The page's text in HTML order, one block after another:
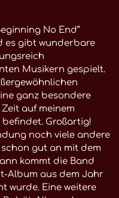
No End“
es gibt wunderbare
Musikern gespielt.
ganz besondere
auf meinem
Großartig!
noch viele andere
gut an mit dem
kommt die Band
Album aus dem Jahr
wurde. Eine weitere